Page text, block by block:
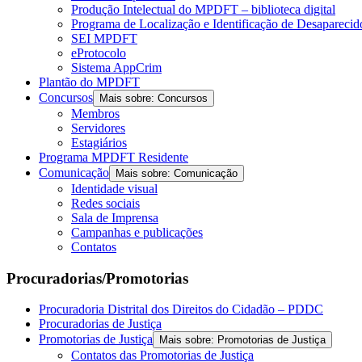
Produção Intelectual do MPDFT – biblioteca digital
Programa de Localização e Identificação de
SEI MPDFT
eProtocolo
Sistema AppCrim
Plantão do MPDFT
Concursos
Mais sobre: Concursos
Membros
Servidores
Estagiários
Programa MPDFT Residente
Comunicação
Mais sobre: Comunicação
Identidade visual
Redes sociais
Sala de Imprensa
Campanhas e publicações
Contatos
Procuradorias/Promotorias
Procuradoria Distrital dos Direitos do Cidadão – PDDC
Procuradorias de Justiça
Promotorias de Justiça
Mais sobre: Promotorias de Justiça
Contatos das Promotorias de Justiça